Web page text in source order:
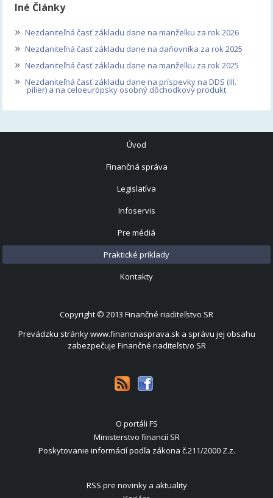
Iné Články
» Nezdaniteľná časť základu dane na manželku za rok 2026
» Nezdaniteľná časť základu dane na daňovníka za rok 2025
» Nezdaniteľná časť základu dane na manželku za rok 2025
» Nezdaniteľná časť základu dane na príspevky na DDS (III.
pilier) a na celoeurópsky osobný dôchodkový produkt
Úvod
Finančná správa
Legislatíva
Infoservis
Pre médiá
Praktické príklady
Kontakty
Copyright © 2013 Finančné riaditeľstvo SR
Prevádzku stránky www.financnasprava.sk a správu jej obsahu
zabezpečuje Finančné riaditeľstvo SR
O portáli FS
Ministerstvo financií SR
Poskytovanie informácií podľa zákona č.211/2000 Z.z.
RSS pre novinky a aktuality